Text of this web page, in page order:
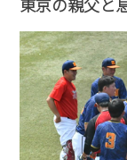
東京の親父と